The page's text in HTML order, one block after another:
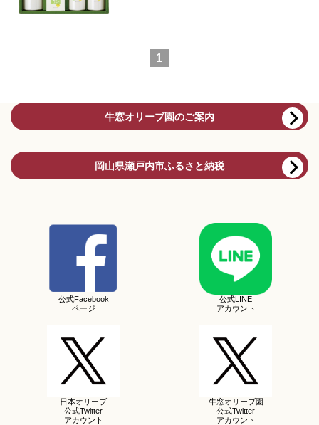
1
牛窓オリーブ園のご案内
岡山県瀬戸内市ふるさと納税
公式Facebook
ページ
公式LINE
アカウント
日本オリーブ
公式Twitter
アカウント
牛窓オリーブ園
公式Twitter
アカウント